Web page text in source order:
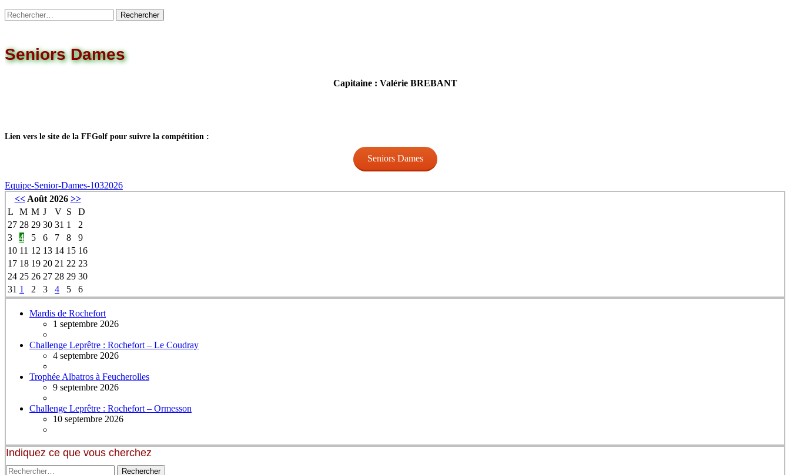
Seniors Dames
Capitaine : Valérie BREBANT
Lien vers le site de la FFGolf pour suivre la compétition :
Seniors Dames
Equipe-Senior-Dames-1032026
<<Août 2026 >>
L
M M J V S
D
27 28 29 30 31 1
2
3
4 5 6 7 8
9
10 11 12 13 14 15 16
17 18 19 20 21 22 23
24 25 26 27 28 29 30
31 1 2 3 4 5 6
Mardis de Rochefort
1 septembre 2026
Challenge Leprêtre : Rochefort – Le Coudray
4 septembre 2026
Trophée Albatros à Feucherolles
9 septembre 2026
Challenge Leprêtre : Rochefort – Ormesson
10 septembre 2026
Indiquez ce que vous cherchez